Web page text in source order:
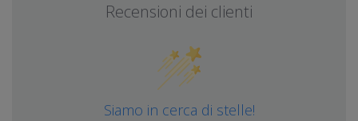
Recensioni dei clienti
Siamo in cerca di stelle!